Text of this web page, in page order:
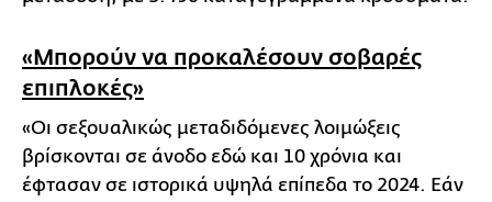
«Μπορούν να προκαλέσουν σοβαρές
επιπλοκές»
«Οι σεξουαλικώς μεταδιδόμενες λοιμώξεις
βρίσκονται σε άνοδο εδώ και 10 χρόνια και
έφτασαν σε ιστορικά υψηλά επίπεδα το 2024. Εάν